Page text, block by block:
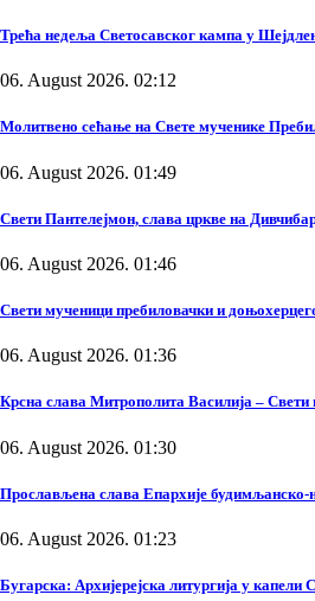
Трећа недеља Светосавског кампа у
06. August 2026. 02:12
Молитвено сећање на Свете мученике
06. August 2026. 01:49
Свети Пантелејмон, слава цркве на
06. August 2026. 01:46
Свети мученици пребиловачки и
06. August 2026. 01:36
Крсна слава Митрополита Василија –
06. August 2026. 01:30
Прослављена слава Епархије
06. August 2026. 01:23
Бугарска: Архијерејска литургија у